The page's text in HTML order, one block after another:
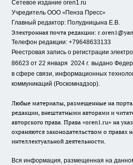
Сетевое издание oren1.ru
Учредитель ООО «Пенза Пресс»
Главный редактор: Полудницына Е.В.
Электронная почта редакции:
Телефон редакции: +79648633133
Реестровая запись о регистрации
86623 от 22 января 2024 г. выдано
в сфере связи, информационных
коммуникаций (Роскомнадзор).
Любые материалы, размещенные на
редакции, внештатными авторами и
авторского права. Права «oren1.ru» на
охраняются законодательством о правах
интеллектуальной деятельности.
Вся информация, размещенная на